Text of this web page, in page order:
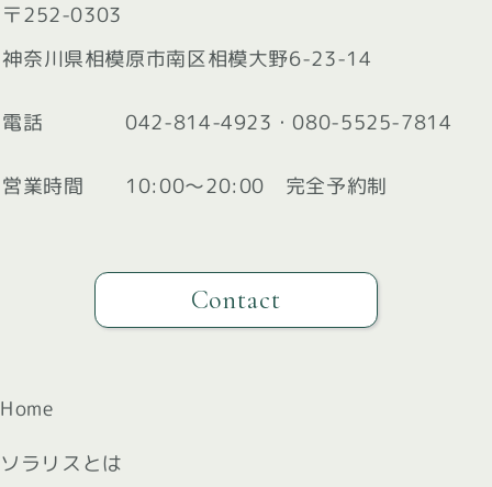
〒252-0303
神奈川県相模原市南区相模大野6-23-14
電話 042-814-4923 ・ 080-5525-7814
営業時間 10:00〜20:00 完全予約制
Contact
Home
ソラリスとは